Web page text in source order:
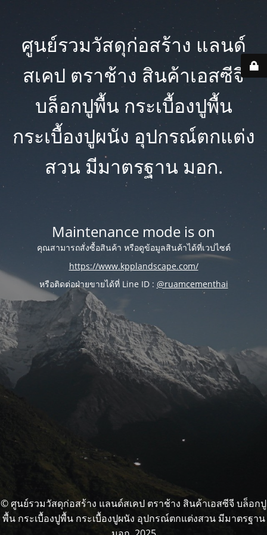
ศูนย์รวมวัสดุก่อสร้าง แลนด์
สเคป ตราช้าง สินค้าเอสซีจี
บล็อกปูพื้น กระเบื้องปูพื้น
กระเบื้องปูผนัง อุปกรณ์ตกแต่ง
สวน มีมาตรฐาน มอก.
Maintenance mode is on
คุณสามารถสั่งซื้อสินค้า หรือดูข้อมูลสินค้าได้ที่เวปไซต์
https://www.kpplandscape.com/
หรือติดต่อฝ่ายขายได้ที่ Line ID : @ruamcementhai
© ศูนย์รวมวัสดุก่อสร้าง แลนด์สเคป ตราช้าง สินค้าเอสซีจี บล็อกปู
พื้น กระเบื้องปูพื้น กระเบื้องปูผนัง อุปกรณ์ตกแต่งสวน มีมาตรฐาน